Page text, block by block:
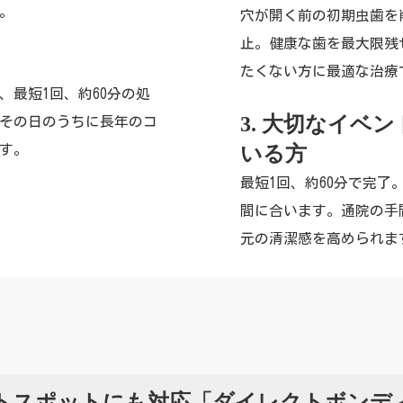
最短1回、約60分の処
の日のうちに長年のコ
。
穴が開く前の初期虫歯
止。健康な歯を最大限
たくない方に最適な治療
3. 大切なイベ
いる方
最短1回、約60分で完了
間に合います。通院の
元の清潔感を高められま